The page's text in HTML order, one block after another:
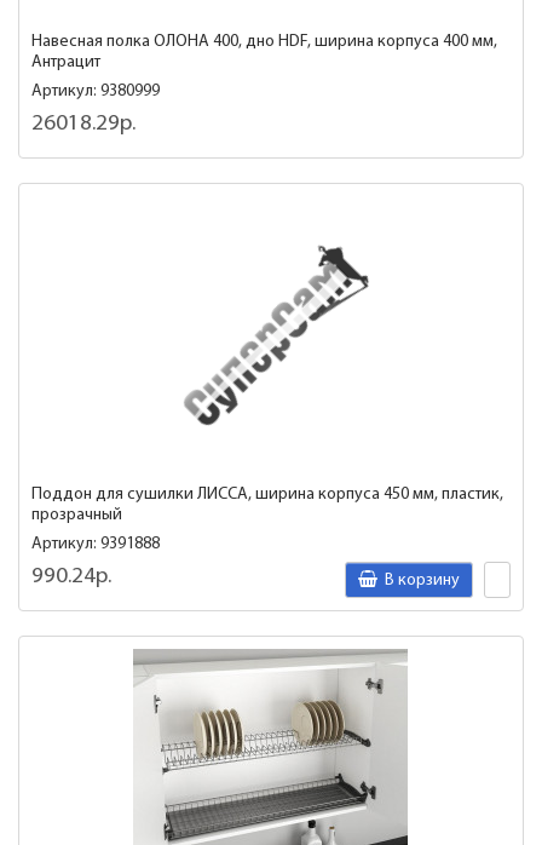
Навесная полка ОЛОНА 400, дно HDF, ширина корпуса 400 мм,
Антрацит
Артикул: 9380999
26018.29р.
Поддон для сушилки ЛИССА, ширина корпуса 450 мм, пластик,
прозрачный
Артикул: 9391888
990.24р. В корзину